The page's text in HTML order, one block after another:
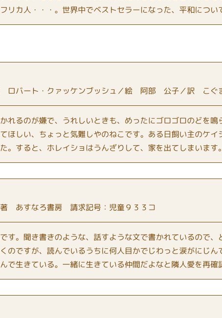
リカ人・・・。世界中でベストセラーになった、平和につい
ロバート・クァッケンブッシュ／絵 阿部 公子／訳 こぐ
れるのが嫌で、うれしいときも、めったにゴロゴロのどを鳴
ほしい、ちょっと気難しやのねこです。ある日飼い主のケ
。すると、ホレイショはうんざりして、家を出てしまいます。
著 あすなろ書房 請求記号：児童９３３コ
す。聞き書きのような、話すような文で書かれているので、
のですが、読んでいるうちに何人目かでじわっと涙がにじん
で生きている。一緒に生きている仲間だよなと隣人愛を再確